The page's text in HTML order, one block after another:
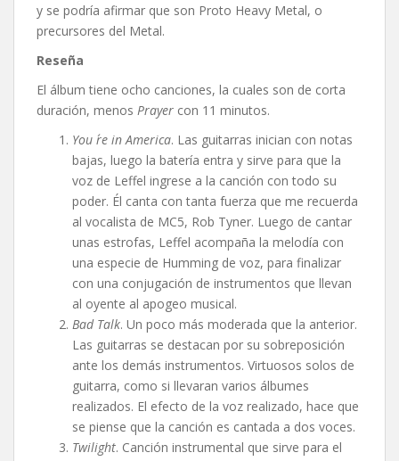
y se podría afirmar que son Proto Heavy Metal, o
precursores del Metal.
Reseña
El álbum tiene ocho canciones, la cuales son de corta
duración, menos Prayer con 11 minutos.
You ´re in America. Las guitarras inician con notas
bajas, luego la batería entra y sirve para que la
voz de Leffel ingrese a la canción con todo su
poder. Él canta con tanta fuerza que me recuerda
al vocalista de MC5, Rob Tyner. Luego de cantar
unas estrofas, Leffel acompaña la melodía con
una especie de Humming de voz, para finalizar
con una conjugación de instrumentos que llevan
al oyente al apogeo musical.
Bad Talk. Un poco más moderada que la anterior.
Las guitarras se destacan por su sobreposición
ante los demás instrumentos. Virtuosos solos de
guitarra, como si llevaran varios álbumes
realizados. El efecto de la voz realizado, hace que
se piense que la canción es cantada a dos voces.
Twilight. Canción instrumental que sirve para el